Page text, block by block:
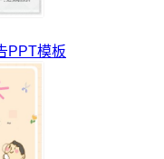
PPT模板